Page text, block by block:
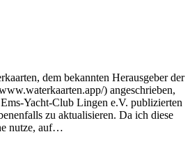
dem bekannten Herausgeber der
) angeschrieben,
Yacht-Club Lingen e.V. publizierten
zu aktualisieren. Da ich diese
nutze, auf…